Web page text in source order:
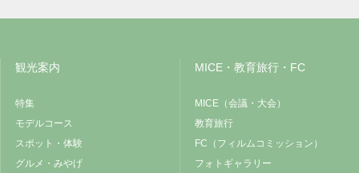
観光案内
特集
モデルコース
スポット・体験
グルメ・みやげ
MICE・教育旅行・FC
MICE（会議・大会）
教育旅行
FC（フィルムコミッション）
フォトギャラリー